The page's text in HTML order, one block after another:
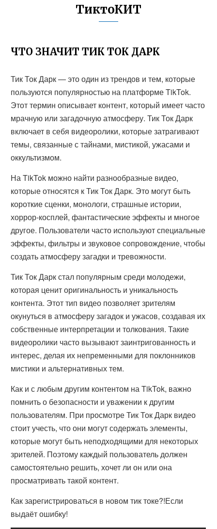
ТиктоКИТ
ЧТО ЗНАЧИТ ТИК ТОК ДАРК
Тик Ток Дарк — это один из трендов и тем, которые
пользуются популярностью на платформе TikTok.
Этот термин описывает контент, который имеет часто
мрачную или загадочную атмосферу. Тик Ток Дарк
включает в себя видеоролики, которые затрагивают
темы, связанные с тайнами, мистикой, ужасами и
оккультизмом.
На TikTok можно найти разнообразные видео,
которые относятся к Тик Ток Дарк. Это могут быть
короткие сценки, монологи, страшные истории,
хоррор-косплей, фантастические эффекты и многое
другое. Пользователи часто используют специальные
эффекты, фильтры и звуковое сопровождение, чтобы
создать атмосферу загадки и тревожности.
Тик Ток Дарк стал популярным среди молодежи,
которая ценит оригинальность и уникальность
контента. Этот тип видео позволяет зрителям
окунуться в атмосферу загадок и ужасов, создавая их
собственные интерпретации и толкования. Такие
видеоролики часто вызывают заинтригованность и
интерес, делая их непременными для поклонников
мистики и альтернативных тем.
Как и с любым другим контентом на TikTok, важно
помнить о безопасности и уважении к другим
пользователям. При просмотре Тик Ток Дарк видео
стоит учесть, что они могут содержать элементы,
которые могут быть неподходящими для некоторых
зрителей. Поэтому каждый пользователь должен
самостоятельно решить, хочет ли он или она
просматривать такой контент.
Как зарегистрироваться в новом тик токе?!Если
выдаёт ошибку!